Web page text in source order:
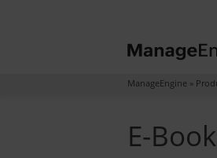
ManageEngine »
E-